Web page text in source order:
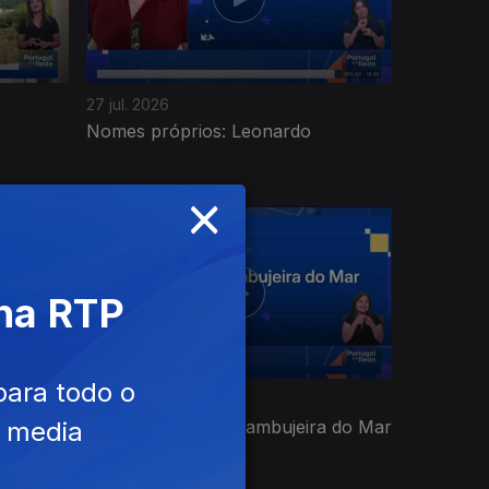
27 jul. 2026
Nomes próprios: Leonardo
21 jul. 2026
Nomes de terras: Zambujeira do Mar
×
RTP
todo o